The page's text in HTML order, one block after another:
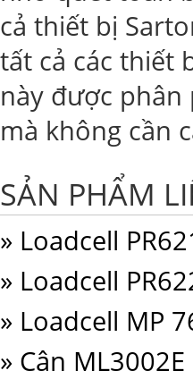
cả thiết bị
tất cả các thiết
này được
mà không cần
SẢN PHẨM
» Loadcell
» Loadcell
» Loadcell MP
» Cân ML3002E